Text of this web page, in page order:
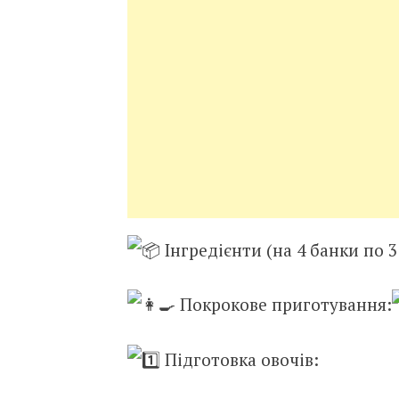
Інгредієнти (на 4 банки по
Покрокове приготування:
Підготовка овочів: